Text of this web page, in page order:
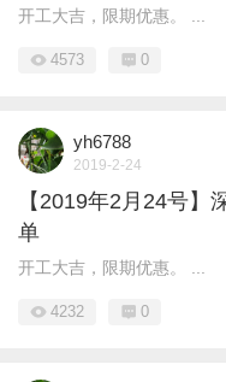
开工大吉，限期优惠。 ...
4573 0
yh6788
2019-2-24
【2019年2月24号】
单
开工大吉，限期优惠。 ...
4232 0